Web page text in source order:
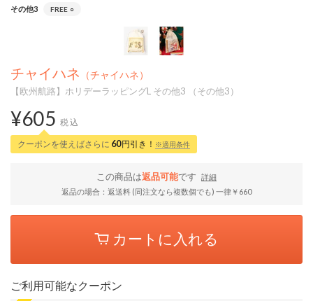
その他3 FREE ○
チャイハネ （チャイハネ）
【欧州航路】ホリデーラッピングL その他3 （その他3）
¥605 税込
クーポンを使えばさらに 60円引き！ ※適用条件
この商品は返品可能です
詳細
返品の場合：返送料 (同注文なら複数個でも) 一律￥660
カートに入れる
ご利用可能なクーポン